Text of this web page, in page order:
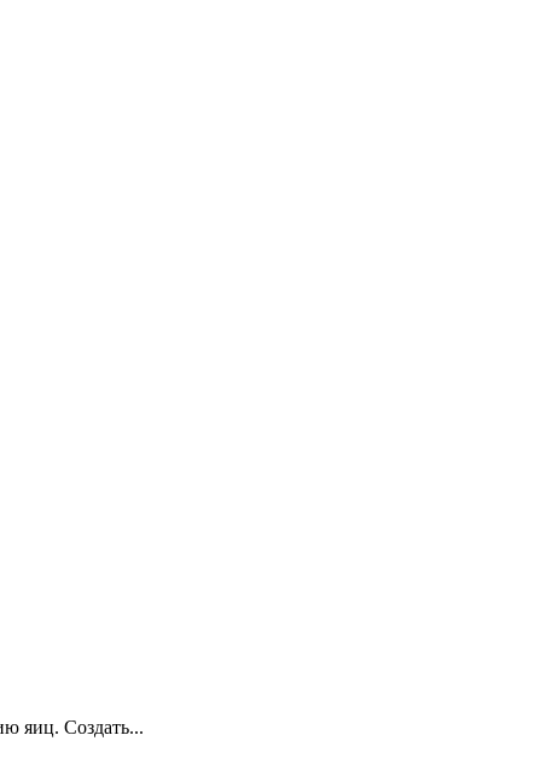
яиц. Создать...